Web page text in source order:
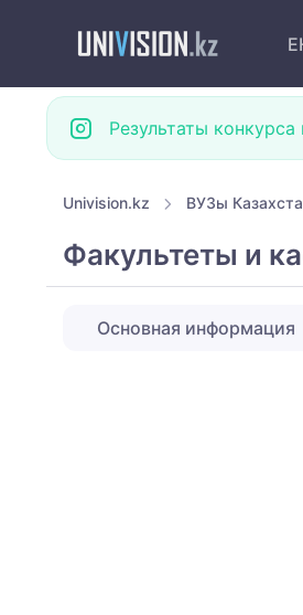
Результаты
Univision.kz ВУЗы
Факультеты и
Основная информация